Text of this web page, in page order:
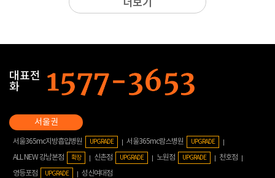
더보기
대표전
화
서울365mc지방흡입병원 UPGRADE 서울365mc람스병원 UPGRADE
ALL NEW 강남본점 확장 신촌점 UPGRADE 노원점 UPGRADE
천호점
영등포점
UPGRADE 성신여대점